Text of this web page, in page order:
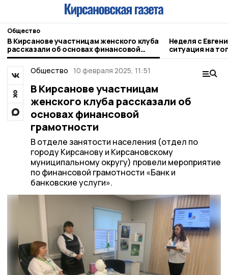
Общество
В Кирсанове участницам женского клуба
рассказали об основах финансовой
грамотности
Неделя с
ситуация на
городе и
Общество 10 февраля 2025, 11:51
В Кирсанове участницам
женского клуба рассказали об
основах финансовой
грамотности
В отделе занятости населения (отдел по
городу Кирсанову и Кирсановскому
муниципальному округу) провели мероприятие
по финансовой грамотности «Банк и
банковские услуги».